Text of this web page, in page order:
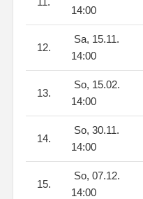
14:00
12.
Sa, 15.11.
14:00
13.
So, 15.02.
14:00
14.
So, 30.11.
14:00
15.
So, 07.12.
14:00